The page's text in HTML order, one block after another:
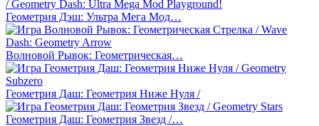
Геометрия Дэш: Ультра Мега Мод…
Волновой Рывок: Геометрическая…
Геометрия Даш: Геометрия Ниже Нуля /
Геометрия Даш: Геометрия Звезд /…